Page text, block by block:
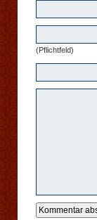
(Pflichtfeld)